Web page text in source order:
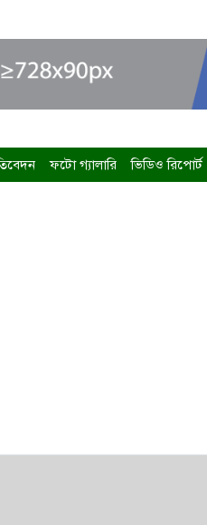
ফটো গ্যালারি ভিডিও রিপোর্ট